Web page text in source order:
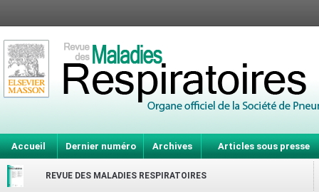
Accueil Dernier numéro Archives Articles sous presse
REVUE DES MALADIES RESPIRATOIRES